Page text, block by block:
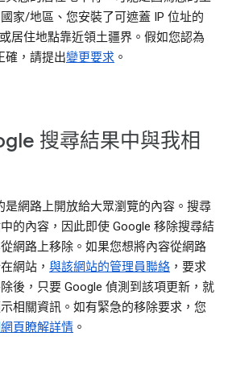
家/地區、您安裝了可遮蓋 IP 位址的
居住地點靠近領土疆界。假如您認為
確，請提出變更要求 。
搜尋結果中與我相
是網路上開放給大眾瀏覽的內容。搜尋
的內容，因此即使 Google 移除搜尋結
網路上移除。如果您想將內容從網路
網站， 與該網站的管理員聯絡 ，要求
後，只要 Google 偵測到該項更新，就
相關資訊。如有緊急的移除要求，您
頁瞭解詳情 。